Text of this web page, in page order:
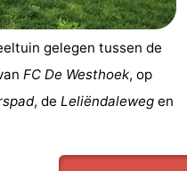
gelegen tussen de
FC De Westhoek, op
, de Leliëndaleweg en